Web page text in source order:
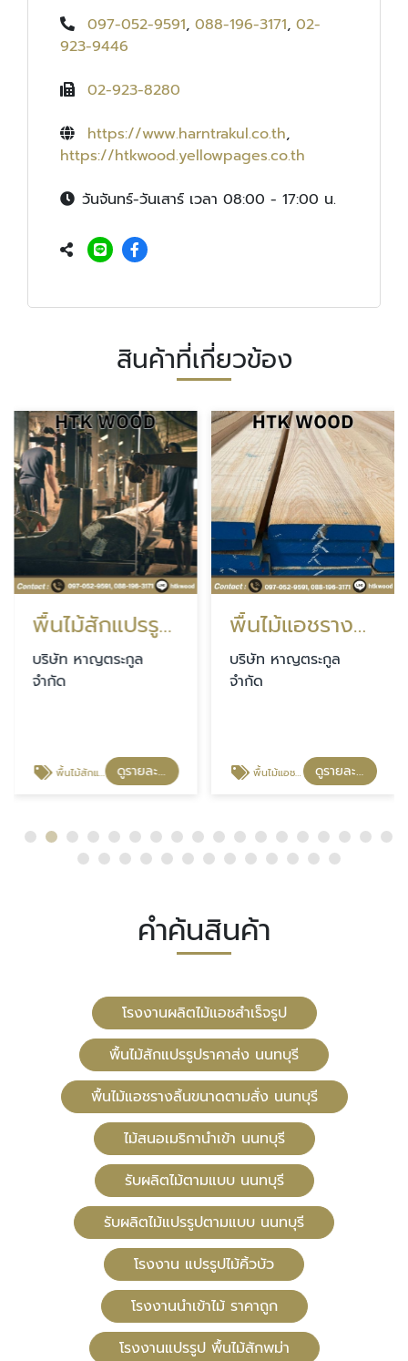
097-052-9591, 088-196-3171, 02-
923-9446
02-923-8280
https://www.harntrakul.co.th,
https://htkwood.yellowpages.co.th
วันจันทร์-วันเสาร์ เวลา 08:00 - 17:00 น.
สินค้าที่เกี่ยวข้อง
พื้นไม้สักแปรรูปราคาส่ง นนทบุรี
บริษัท หาญตระกูล
จำกัด
พื้นไม้สักแปรรูปราคาส่ง นนทบุรี ดูรายละเอียด
พื้นไม้แอชรางลิ้นขนาดตามสั่ง นนทบุรี
บริษัท หาญตระกูล
จำกัด
พื้นไม้แอชรางลิ้นขนาดตามสั่ง นนทบุรี ดูรายละเอียด
คำค้นสินค้า
โรงงานผลิตไม้แอชสำเร็จรูป
พื้นไม้สักแปรรูปราคาส่ง นนทบุรี
พื้นไม้แอชรางลิ้นขนาดตามสั่ง นนทบุรี
ไม้สนอเมริกานำเข้า นนทบุรี
รับผลิตไม้ตามแบบ นนทบุรี
รับผลิตไม้แปรรูปตามแบบ นนทบุรี
โรงงาน แปรรูปไม้คิ้วบัว
โรงงานนำเข้าไม้ ราคาถูก
โรงงานแปรรูป พื้นไม้สักพม่า